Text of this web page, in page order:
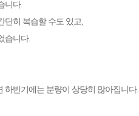
니다.
단히 복습할 수도 있고,
습니다.
하반기에는 분량이 상당히 많아집니다.